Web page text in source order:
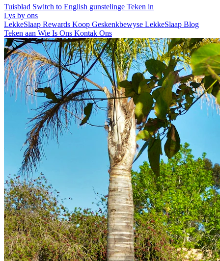
Tuisblad Switch to English gunstelinge Teken in
Lys by ons
LekkeSlaap Rewards Koop Geskenkbewyse LekkeSlaap Blog
Teken aan Wie Is Ons Kontak Ons